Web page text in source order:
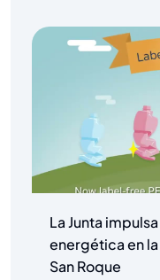
La Junta
energética en
San Roque